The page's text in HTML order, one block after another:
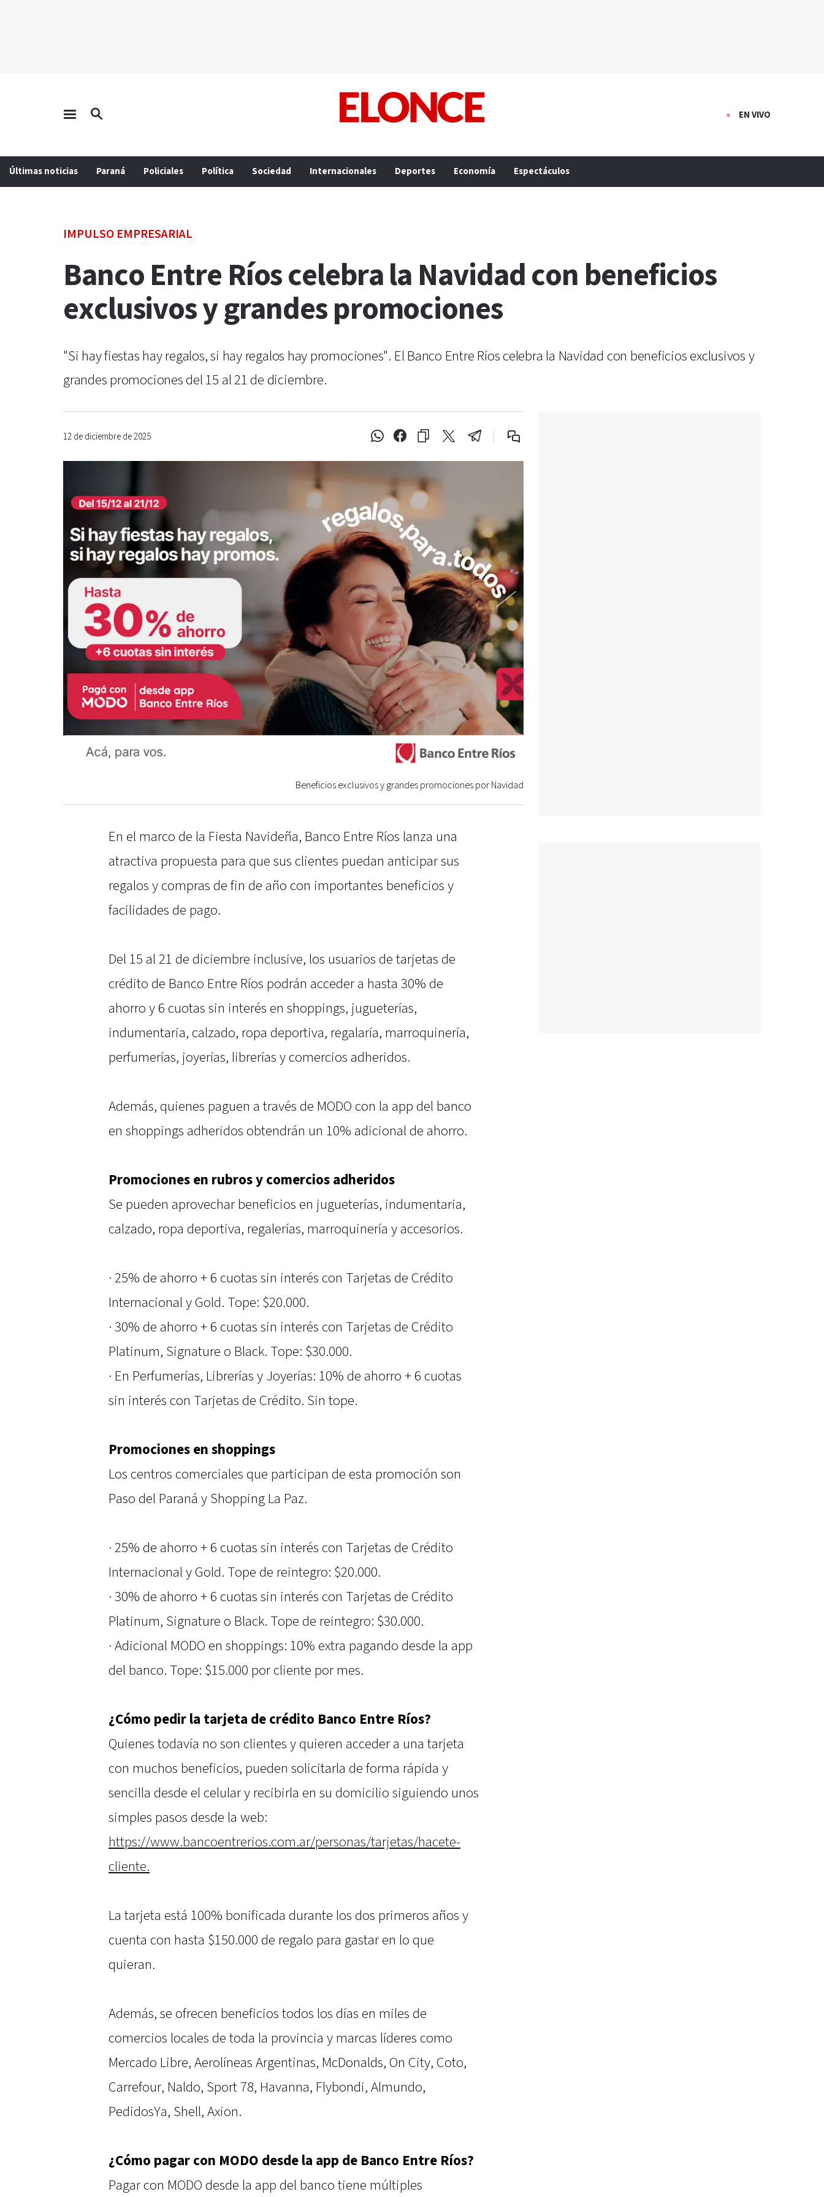
EN VIVO
Últimas noticias Paraná Policiales Política Sociedad Internacionales Deportes Economía Espectáculos
IMPULSO EMPRESARIAL
Banco Entre Ríos celebra la Navidad con beneficios
exclusivos y grandes promociones
"Si hay fiestas hay regalos, si hay regalos hay promociones". El Banco Entre Ríos celebra la Navidad con beneficios exclusivos y
grandes promociones del 15 al 21 de diciembre.
12 de diciembre de 2025
Beneficios exclusivos y grandes promociones por Navidad
En el marco de la Fiesta Navideña, Banco Entre Ríos lanza una
atractiva propuesta para que sus clientes puedan anticipar sus
regalos y compras de fin de año con importantes beneficios y
facilidades de pago.
Del 15 al 21 de diciembre inclusive, los usuarios de tarjetas de
crédito de Banco Entre Ríos podrán acceder a hasta 30% de
ahorro y 6 cuotas sin interés en shoppings, jugueterías,
indumentaria, calzado, ropa deportiva, regalaría, marroquinería,
perfumerías, joyerías, librerías y comercios adheridos.
Además, quienes paguen a través de MODO con la app del banco
en shoppings adheridos obtendrán un 10% adicional de ahorro.
Promociones en rubros y comercios adheridos
Se pueden aprovechar beneficios en jugueterías, indumentaria,
calzado, ropa deportiva, regalerías, marroquinería y accesorios.
· 25% de ahorro + 6 cuotas sin interés con Tarjetas de Crédito
Internacional y Gold. Tope: $20.000.
· 30% de ahorro + 6 cuotas sin interés con Tarjetas de Crédito
Platinum, Signature o Black. Tope: $30.000.
· En Perfumerías, Librerías y Joyerías: 10% de ahorro + 6 cuotas
sin interés con Tarjetas de Crédito. Sin tope.
Promociones en shoppings
Los centros comerciales que participan de esta promoción son
Paso del Paraná y Shopping La Paz.
· 25% de ahorro + 6 cuotas sin interés con Tarjetas de Crédito
Internacional y Gold. Tope de reintegro: $20.000.
· 30% de ahorro + 6 cuotas sin interés con Tarjetas de Crédito
Platinum, Signature o Black. Tope de reintegro: $30.000.
· Adicional MODO en shoppings: 10% extra pagando desde la app
del banco. Tope: $15.000 por cliente por mes.
¿Cómo pedir la tarjeta de crédito Banco Entre Ríos?
Quienes todavía no son clientes y quieren acceder a una tarjeta
con muchos beneficios, pueden solicitarla de forma rápida y
sencilla desde el celular y recibirla en su domicilio siguiendo unos
simples pasos desde la web:
https://www.bancoentrerios.com.ar/personas/tarjetas/hacete-
cliente.
La tarjeta está 100% bonificada durante los dos primeros años y
cuenta con hasta $150.000 de regalo para gastar en lo que
quieran.
Además, se ofrecen beneficios todos los días en miles de
comercios locales de toda la provincia y marcas líderes como
Mercado Libre, Aerolíneas Argentinas, McDonalds, On City, Coto,
Carrefour, Naldo, Sport 78, Havanna, Flybondi, Almundo,
PedidosYa, Shell, Axion.
¿Cómo pagar con MODO desde la app de Banco Entre Ríos?
Pagar con MODO desde la app del banco tiene múltiples